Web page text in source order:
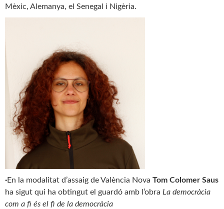
Mèxic, Alemanya, el Senegal i Nigèria.
·En la modalitat d’assaig de València Nova Tom Colomer Saus
ha sigut qui ha obtingut el guardó amb l’obra La democràcia
com a fi és el fi de la democràcia